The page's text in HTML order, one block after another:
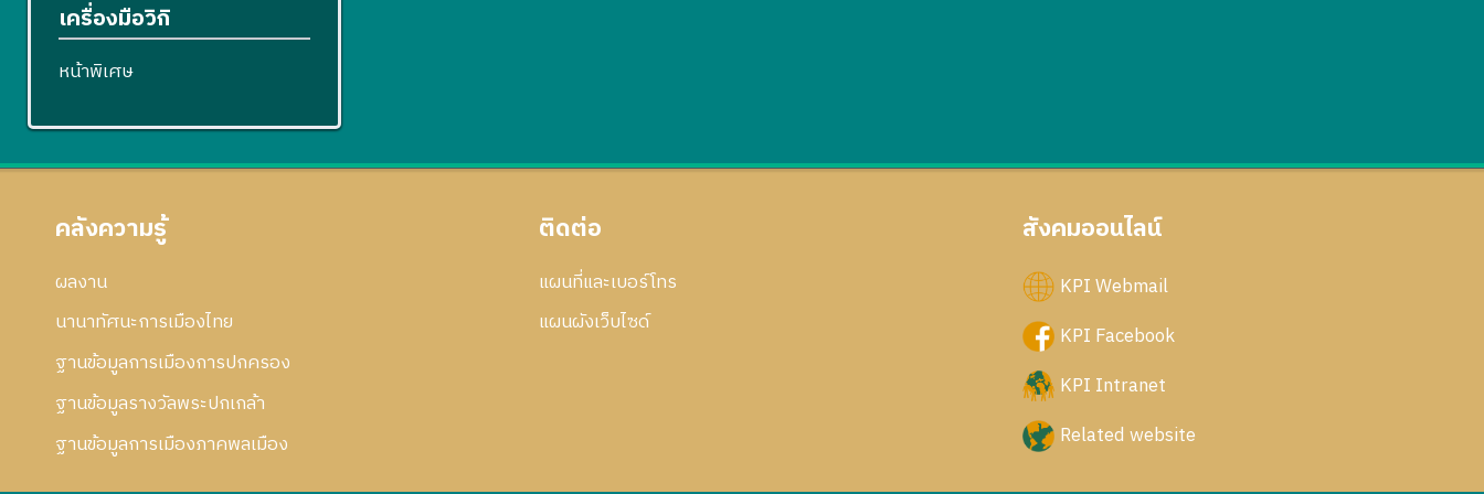
เครื่องมือวิกิ
หน้าพิเศษ
คลังความรู้
ผลงาน
นานาทัศนะการเมืองไทย
ฐานข้อมูลการเมืองการปกครอง
ฐานข้อมูลรางวัลพระปกเกล้า
ฐานข้อมูลการเมืองภาคพลเมือง
ติดต่อ
แผนที่และเบอร์โทร
แผนผังเว็บไซด์
สังคมออนไลน์
KPI Webmail
KPI Facebook
KPI Intranet
Related website